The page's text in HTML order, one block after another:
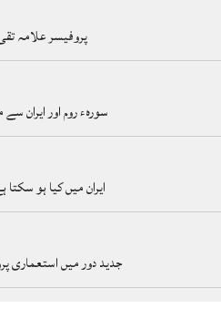
پروفیسر علامہ
سورہء روم اور ایران سے
ایران میں کیا ہو
جدید دور میں استعماری